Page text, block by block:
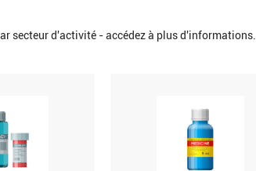
secteur d'activité - accédez à plus d'informations.